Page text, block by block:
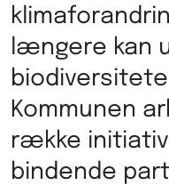
længere kan
Kommunen
række
bindende